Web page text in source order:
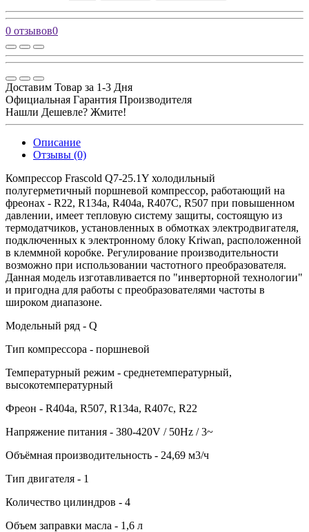
0 отзывов0
Доставим Товар за 1-3 Дня
Официальная Гарантия Производителя
Нашли Дешевле? Жмите!
Описание
Отзывы (0)
Компрессор Frascold Q7-25.1Y холодильный
полугерметичный поршневой компрессор, работающий на
фреонах - R22, R134a, R404a, R407C, R507 при повышенном
давлении, имеет тепловую систему защиты, состоящую из
термодатчиков, установленных в обмотках электродвигателя,
подключенных к электронному блоку Kriwan, расположенной
в клеммной коробке. Регулирование производительности
возможно при использовании частотного преобразователя.
Данная модель изготавливается по "инверторной технологии"
и пригодна для работы с преобразователями частоты в
широком диапазоне.
Модельный ряд - Q
Тип компрессора - поршневой
Температурный режим - среднетемпературный,
высокотемпературный
Фреон - R404a, R507, R134a, R407c, R22
Напряжение питания - 380-420V / 50Hz / 3~
Объёмная производительность - 24,69 м3/ч
Тип двигателя - 1
Количество цилиндров - 4
Объем заправки масла - 1,6 л